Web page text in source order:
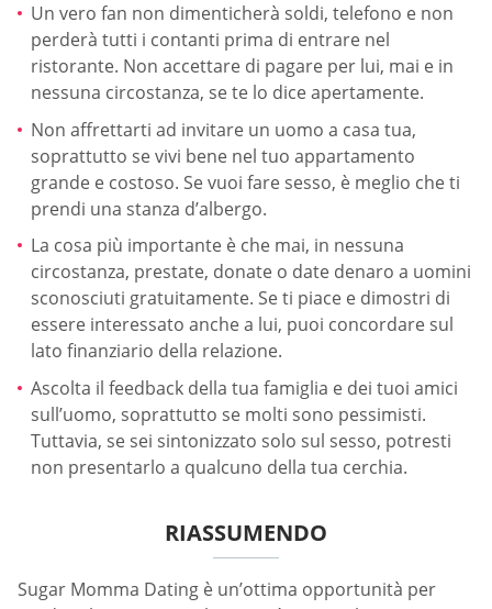
Un vero fan non dimenticherà soldi, telefono e non
perderà tutti i contanti prima di entrare nel
ristorante. Non accettare di pagare per lui, mai e in
nessuna circostanza, se te lo dice apertamente.
Non affrettarti ad invitare un uomo a casa tua,
soprattutto se vivi bene nel tuo appartamento
grande e costoso. Se vuoi fare sesso, è meglio che ti
prendi una stanza d’albergo.
La cosa più importante è che mai, in nessuna
circostanza, prestate, donate o date denaro a uomini
sconosciuti gratuitamente. Se ti piace e dimostri di
essere interessato anche a lui, puoi concordare sul
lato finanziario della relazione.
Ascolta il feedback della tua famiglia e dei tuoi amici
sull’uomo, soprattutto se molti sono pessimisti.
Tuttavia, se sei sintonizzato solo sul sesso, potresti
non presentarlo a qualcuno della tua cerchia.
RIASSUMENDO
Sugar Momma Dating è un’ottima opportunità per